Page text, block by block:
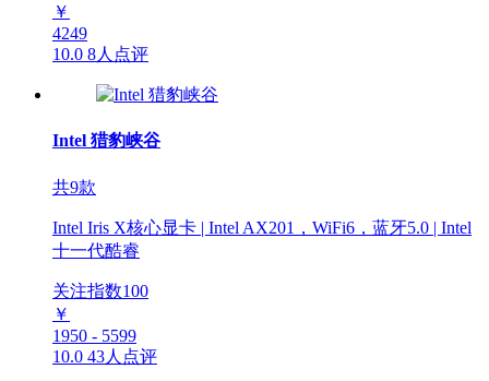
￥
4249
10.0 8人点评
Intel 猎豹峡谷
共9款
Intel Iris X核心显卡 | Intel AX201，WiFi6，蓝牙5.0 | Intel
十一代酷睿
关注指数100
￥
1950 - 5599
10.0 43人点评